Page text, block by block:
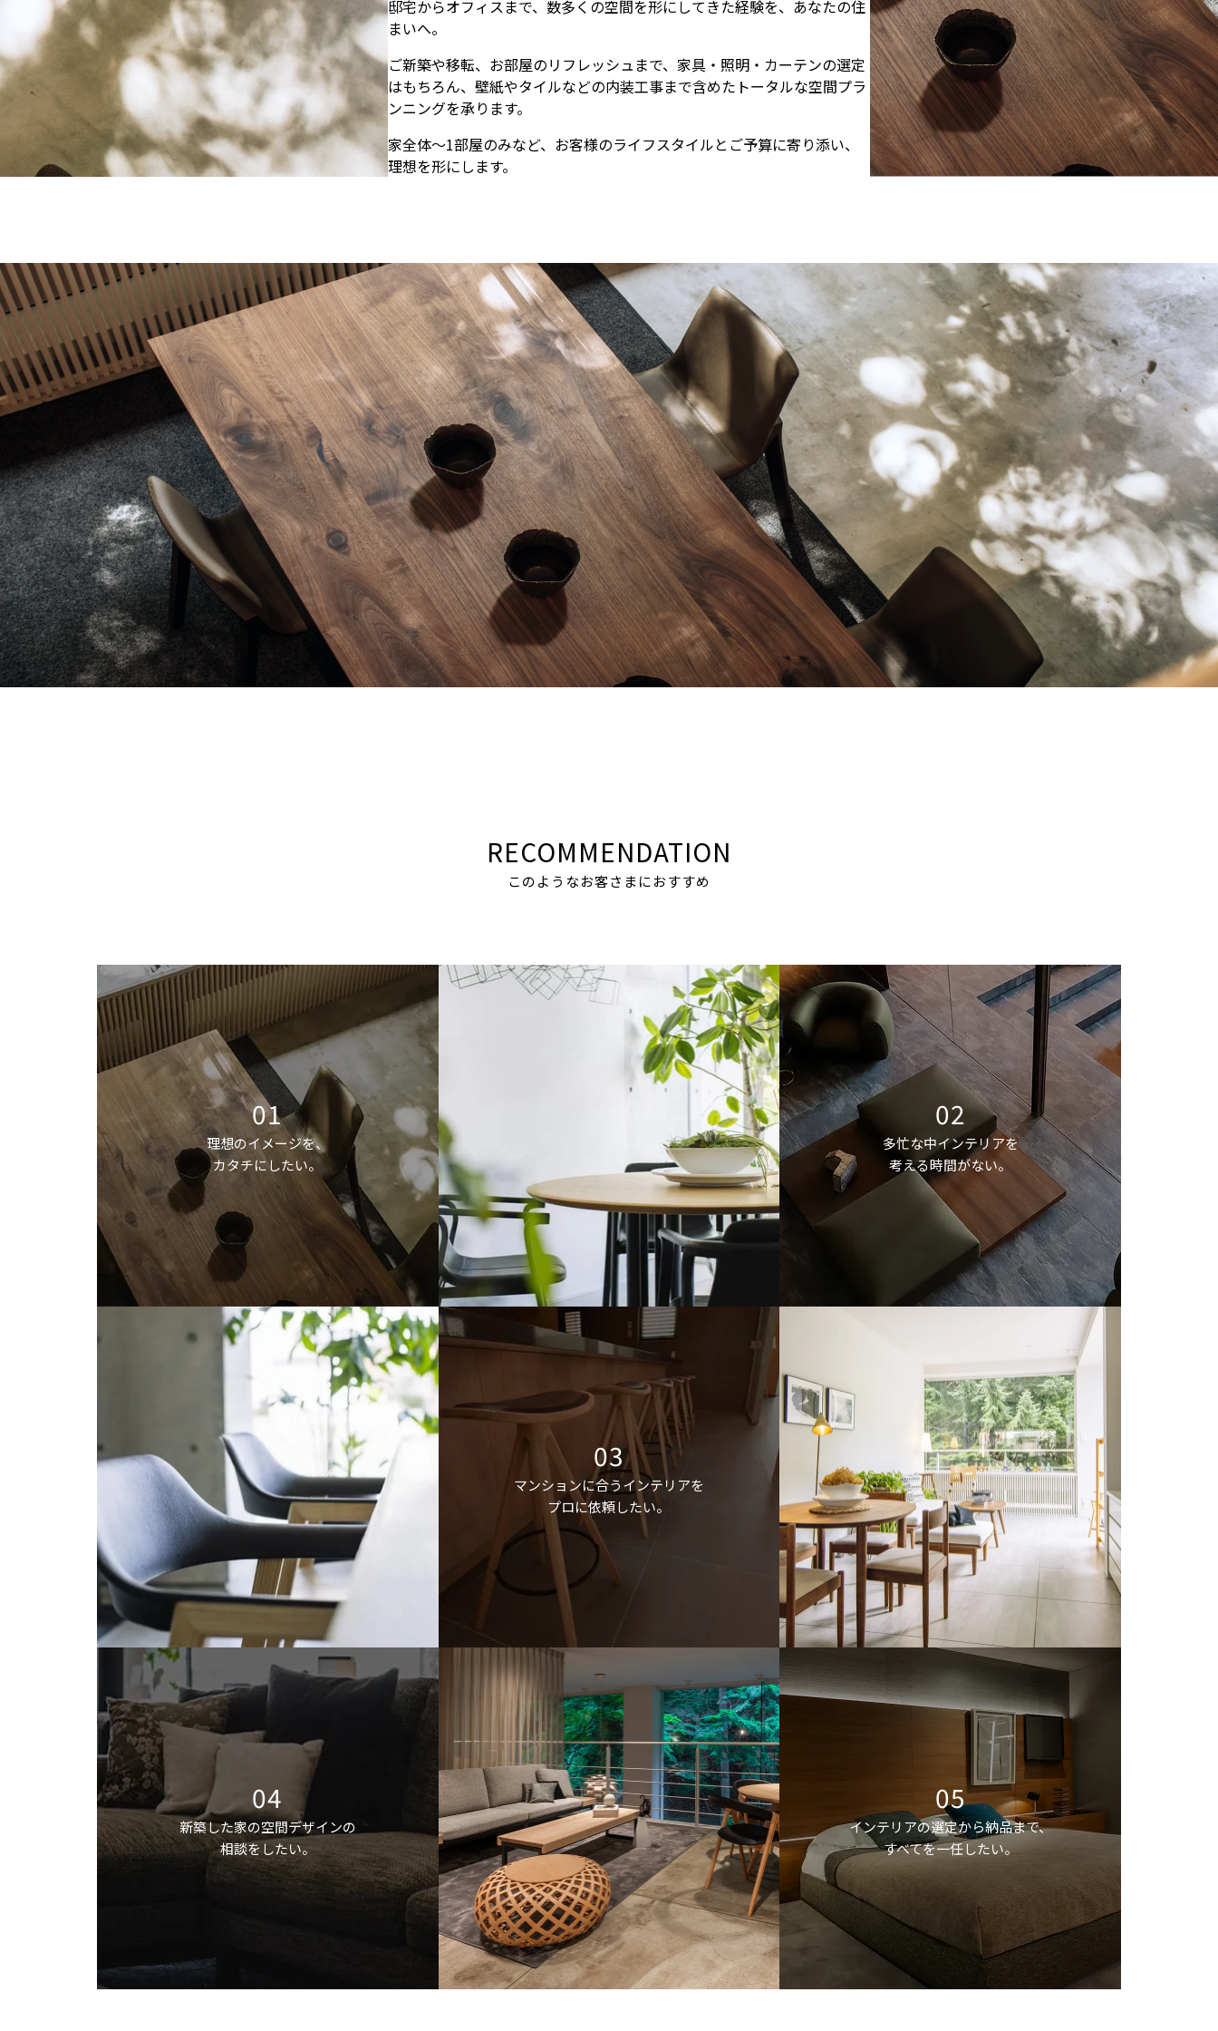
邸宅からオフィスまで、数多くの空間を形にしてきた経験を、あなたの住
まいへ。
ご新築や移転、お部屋のリフレッシュまで、家具・照明・カーテンの選定
はもちろん、壁紙やタイルなどの内装工事まで含めたトータルな空間プラ
ンニングを承ります。
家全体～1部屋のみなど、お客様のライフスタイルとご予算に寄り添い、
理想を形にします。
RECOMMENDATION
このようなお客さまにおすすめ
01
理想のイメージを、
カタチにしたい。
02
多忙な中インテリアを
考える時間がない。
03
マンションに合うインテリアを
プロに依頼したい。
04
新築した家の空間デザインの
相談をしたい。
05
インテリアの選定から納品まで、
すべてを一任したい。